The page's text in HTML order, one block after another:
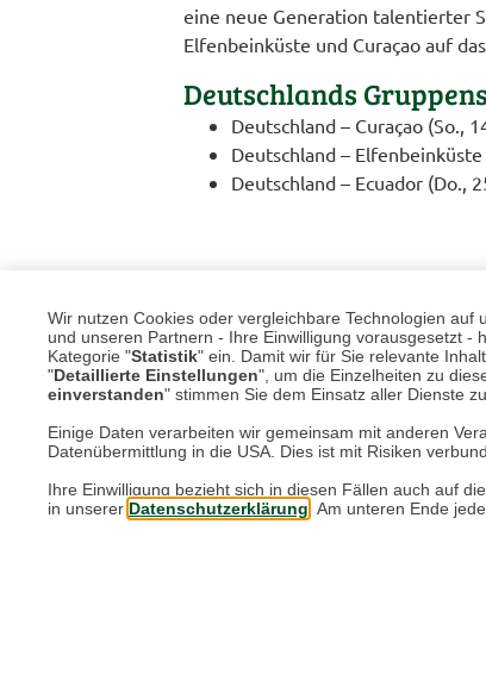
Wir nutzen Cookies oder vergleichbare Technologien
und unseren Partnern - Ihre Einwilligung vorausgesetzt
Kategorie "Statistik" ein. Damit wir für Sie relevante
"Detaillierte Einstellungen", um die Einzelheiten zu
einverstanden" stimmen Sie dem Einsatz aller Dienste
Einige Daten verarbeiten wir gemeinsam mit anderen
Datenübermittlung in die USA. Dies ist mit Risiken
Ihre Einwilligung bezieht sich in diesen Fällen auch auf
in unserer Datenschutzerklärung . Am unteren Ende
eine neue Generation talentierter
Elfenbeinküste und Curaçao auf
Deutschlands
Deutschland – Curaçao (So.,
Deutschland –
Deutschland – Ecuador (Do.,
Und vielleicht sorgt sie auch
machen.
Wir werden die Ergebnisse der
Zurück